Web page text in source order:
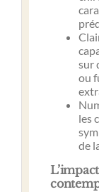
sur
ou
les
de